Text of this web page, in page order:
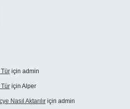
için admin
için Alper
Nasıl Aktarılıriçin admin